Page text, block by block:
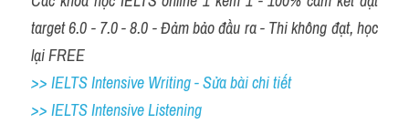
target 6.0 - 7.0 - 8.0 - Đảm bảo đầu ra - Thi không đạt, học
lại FREE
>> IELTS Intensive Writing - Sửa bài chi tiết
>> IELTS Intensive Listening